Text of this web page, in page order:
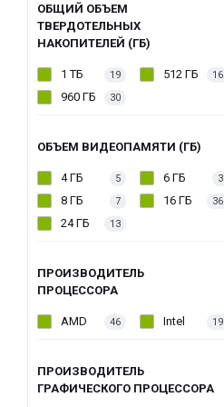
ОБЩИЙ ОБЪЕМ
ТВЕРДОТЕЛЬНЫХ
НАКОПИТЕЛЕЙ (ГБ)
1 ТБ 19 512 ГБ 16
960 ГБ 30
ОБЪЕМ ВИДЕОПАМЯТИ (ГБ)
4 ГБ 5 6 ГБ 3
8 ГБ 7 16 ГБ 36
24 ГБ 13
ПРОИЗВОДИТЕЛЬ
ПРОЦЕССОРА
AMD 46 Intel 19
ПРОИЗВОДИТЕЛЬ
ГРАФИЧЕСКОГО ПРОЦЕССОРА